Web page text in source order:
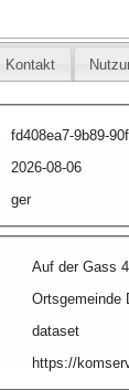
Kontakt
fd408ea7-9b89-
2026-08-06
ger
Auf der Gass
Ortsgemeinde
dataset
https://